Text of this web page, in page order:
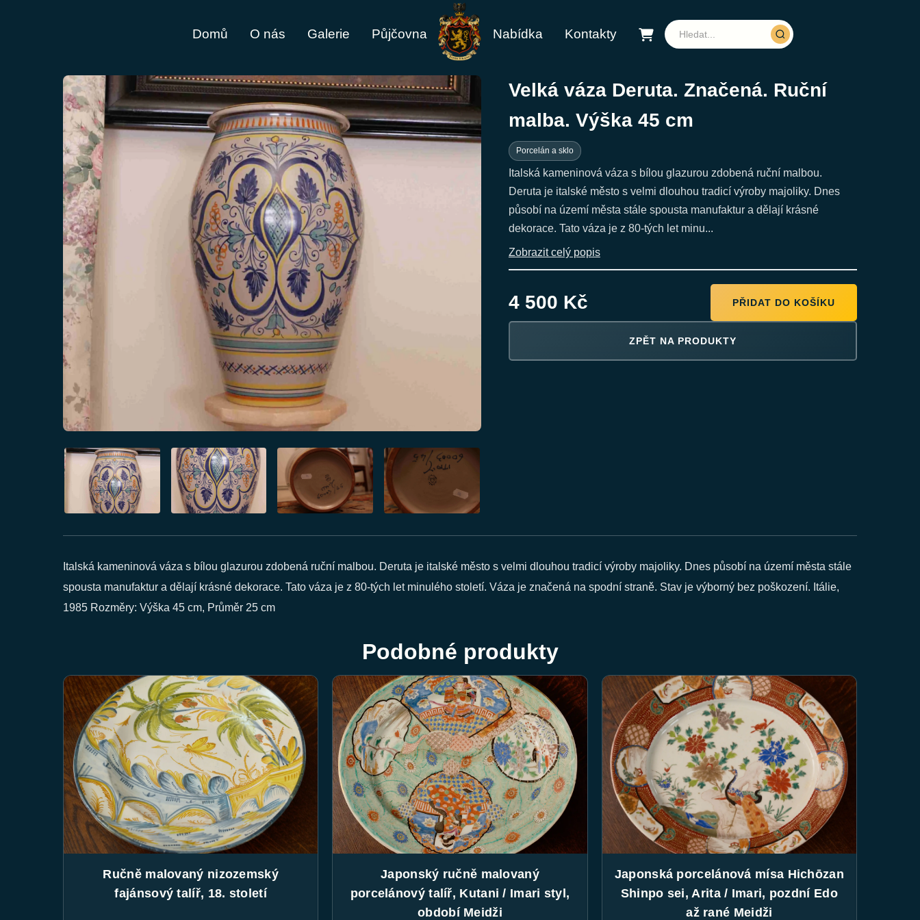
Domů O nás Galerie Půjčovna Nabídka Kontakty
Velká váza Deruta. Značená. Ruční
malba. Výška 45 cm
Porcelán a sklo
Italská kameninová váza s bílou glazurou zdobená ruční malbou.
Deruta je italské město s velmi dlouhou tradicí výroby majoliky. Dnes
působí na území města stále spousta manufaktur a dělají krásné
dekorace. Tato váza je z 80-tých let minu...
Zobrazit celý popis
4 500 Kč PŘIDAT DO KOŠÍKU
ZPĚT NA PRODUKTY
Italská kameninová váza s bílou glazurou zdobená ruční malbou. Deruta je italské město s velmi dlouhou tradicí výroby majoliky. Dnes působí na území města stále
spousta manufaktur a dělají krásné dekorace. Tato váza je z 80-tých let minulého století. Váza je značená na spodní straně. Stav je výborný bez poškození. Itálie,
1985 Rozměry: Výška 45 cm, Průměr 25 cm
Podobné produkty
Ručně malovaný nizozemský
fajánsový talíř, 18. století
Japonský ručně malovaný
porcelánový talíř, Kutani / Imari styl,
období Meidži
Japonská porcelánová mísa Hichōzan
Shinpo sei, Arita / Imari, pozdní Edo
až rané Meidži